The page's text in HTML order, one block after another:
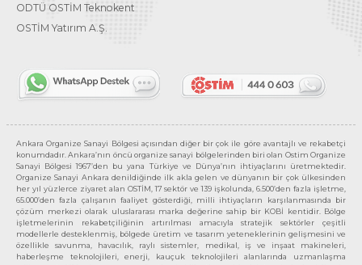
ODTÜ OSTİM Teknokent
OSTİM Yatırım A.Ş.
Ankara Organize Sanayi Bölgesi açısından diğer bir çok ile göre avantajlı ve rekabetçi
konumdadır. Ankara’nın öncü organize sanayi bölgelerinden biri olan Ostim Organize
Sanayi Bölgesi 1967’den bu yana Türkiye ve Dünya’nın ihtiyaçlarını üretmektedir.
Organize Sanayi Ankara denildiğinde ilk akla gelen ve dünyanın bir çok ülkesinden
her yıl yüzlerce ziyaret alan OSTİM, 17 sektör ve 139 işkolunda, 6.500’den fazla işletme,
65.000’den fazla çalışanın faaliyet gösterdiği, milli ihtiyaçların karşılanmasında bir
çözüm merkezi olarak uluslararası marka değerine sahip bir KOBİ kentidir. Bölge
işletmelerinin rekabetçiliğinin artırılması amacıyla stratejik sektörler çeşitli
modellerle desteklenmiş, bölgede üretim ve tasarım yeteneklerinin gelişmesini ve
özellikle savunma, havacılık, raylı sistemler, medikal, iş ve inşaat makineleri,
haberleşme teknolojileri, enerji, kauçuk teknolojileri alanlarında uzmanlaşma